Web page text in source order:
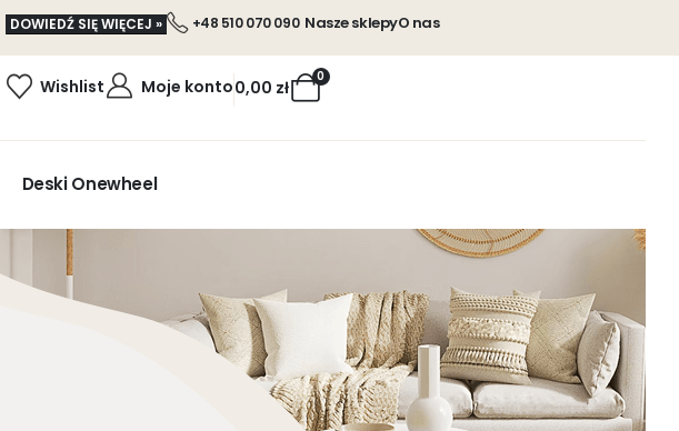
DOWIEDŹ SIĘ WIĘCEJ » +48 510 070 090 Nasze sklepyO nas
Wishlist Moje konto 0
0,00 zł
Deski Onewheel